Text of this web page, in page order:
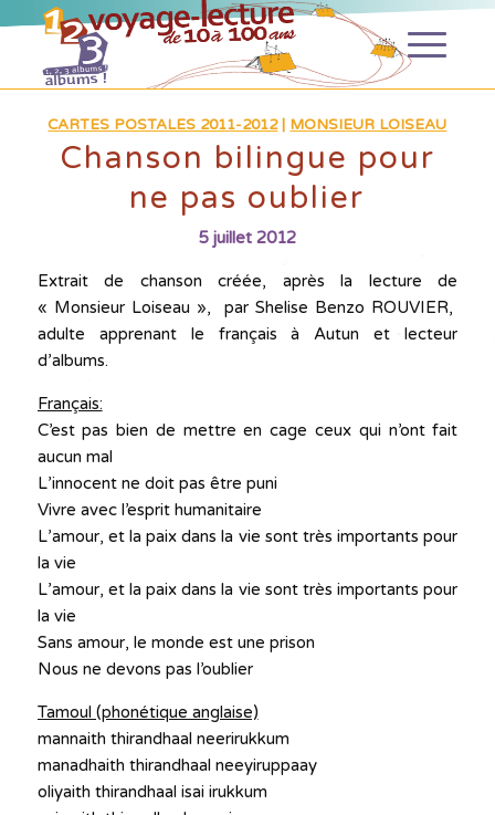
CARTES POSTALES 2011-2012| MONSIEUR LOISEAU
Chanson bilingue pour
ne pas oublier
5 juillet 2012
Extrait de chanson créée, après la lecture de
« Monsieur Loiseau », par Shelise Benzo ROUVIER,
adulte apprenant le français à Autun et lecteur
d’albums.
Français:
C’est pas bien de mettre en cage ceux qui n’ont fait
aucun mal
L’innocent ne doit pas être puni
Vivre avec l’esprit humanitaire
L’amour, et la paix dans la vie sont très importants pour
la vie
L’amour, et la paix dans la vie sont très importants pour
la vie
Sans amour, le monde est une prison
Nous ne devons pas l’oublier
Tamoul (phonétique anglaise)
mannaith thirandhaal neerirukkum
manadhaith thirandhaal neeyiruppaay
oliyaith thirandhaal isai irukkum